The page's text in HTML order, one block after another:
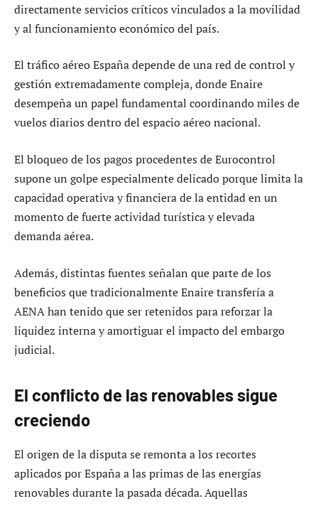
directamente servicios críticos vinculados a la movilidad
y al funcionamiento económico del país.
El tráfico aéreo España depende de una red de control y
gestión extremadamente compleja, donde Enaire
desempeña un papel fundamental coordinando miles de
vuelos diarios dentro del espacio aéreo nacional.
El bloqueo de los pagos procedentes de Eurocontrol
supone un golpe especialmente delicado porque limita la
capacidad operativa y financiera de la entidad en un
momento de fuerte actividad turística y elevada
demanda aérea.
Además, distintas fuentes señalan que parte de los
beneficios que tradicionalmente Enaire transfería a
AENA han tenido que ser retenidos para reforzar la
liquidez interna y amortiguar el impacto del embargo
judicial.
El conflicto de las renovables sigue
creciendo
El origen de la disputa se remonta a los recortes
aplicados por España a las primas de las energías
renovables durante la pasada década. Aquellas